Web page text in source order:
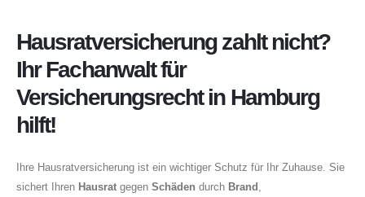
About Us
Hausratversicherung zahlt nicht?
Ihr Fachanwalt für
Versicherungsrecht in Hamburg
hilft!
Ihre Hausratversicherung ist ein wichtiger Schutz für Ihr Zuhause. Sie
sichert Ihren Hausrat gegen Schäden durch Brand ,